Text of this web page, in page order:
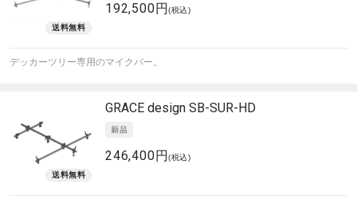
192,500円(税込)
デッカーツリー専用のマイクバー。
GRACE design SB-SUR-HD
246,400円(税込)